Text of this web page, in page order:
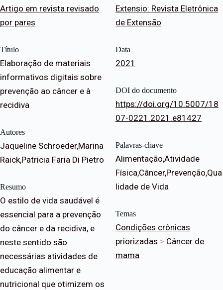
Artigo em revista revisado
por pares
Título
Elaboração de materiais
informativos digitais sobre
prevenção ao câncer e à
recidiva
Autores
Jaqueline Schroeder,Marina
Raick,Patricia Faria Di Pietro
Resumo
O estilo de vida saudável é
essencial para a prevenção
do câncer e da recidiva, e
neste sentido são
necessárias atividades de
educação alimentar e
nutricional que otimizem os
Extensio: Revista Eletrônica
de Extensão
Data
2021
DOI do documento
https://doi.org/10.5007/18
07-0221.2021.e81427
Palavras-chave
Alimentação,Atividade
Física,Câncer,Prevenção,Qua
lidade de Vida
Temas
Condições crônicas
priorizadas > Câncer de
mama